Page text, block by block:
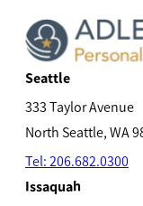
Seattle
333 Taylor Avenue
North Seattle, WA
Tel: 206.682.0300
Issaquah